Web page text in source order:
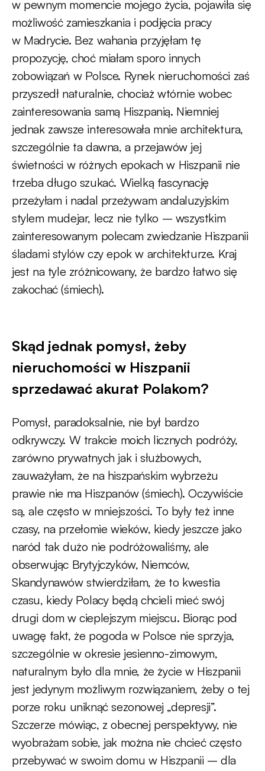
w pewnym momencie mojego życia, pojawiła się
możliwość zamieszkania i podjęcia pracy
w Madrycie. Bez wahania przyjęłam tę
propozycję, choć miałam sporo innych
zobowiązań w Polsce. Rynek nieruchomości zaś
przyszedł naturalnie, chociaż wtórnie wobec
zainteresowania samą Hiszpanią. Niemniej
jednak zawsze interesowała mnie architektura,
szczególnie ta dawna, a przejawów jej
świetności w różnych epokach w Hiszpanii nie
trzeba długo szukać. Wielką fascynację
przeżyłam i nadal przeżywam andaluzyjskim
stylem mudejar, lecz nie tylko – wszystkim
zainteresowanym polecam zwiedzanie Hiszpanii
śladami stylów czy epok w architekturze. Kraj
jest na tyle zróżnicowany, że bardzo łatwo się
zakochać (śmiech).
Skąd jednak pomysł, żeby
nieruchomości w Hiszpanii
sprzedawać akurat Polakom?
Pomysł, paradoksalnie, nie był bardzo
odkrywczy. W trakcie moich licznych podróży,
zarówno prywatnych jak i służbowych,
zauważyłam, że na hiszpańskim wybrzeżu
prawie nie ma Hiszpanów (śmiech). Oczywiście
są, ale często w mniejszości. To były też inne
czasy, na przełomie wieków, kiedy jeszcze jako
naród tak dużo nie podróżowaliśmy, ale
obserwując Brytyjczyków, Niemców,
Skandynawów stwierdziłam, że to kwestia
czasu, kiedy Polacy będą chcieli mieć swój
drugi dom w cieplejszym miejscu. Biorąc pod
uwagę fakt, że pogoda w Polsce nie sprzyja,
szczególnie w okresie jesienno-zimowym,
naturalnym było dla mnie, że życie w Hiszpanii
jest jedynym możliwym rozwiązaniem, żeby o tej
porze roku uniknąć sezonowej „depresji”.
Szczerze mówiąc, z obecnej perspektywy, nie
wyobrażam sobie, jak można nie chcieć często
przebywać w swoim domu w Hiszpanii – dla